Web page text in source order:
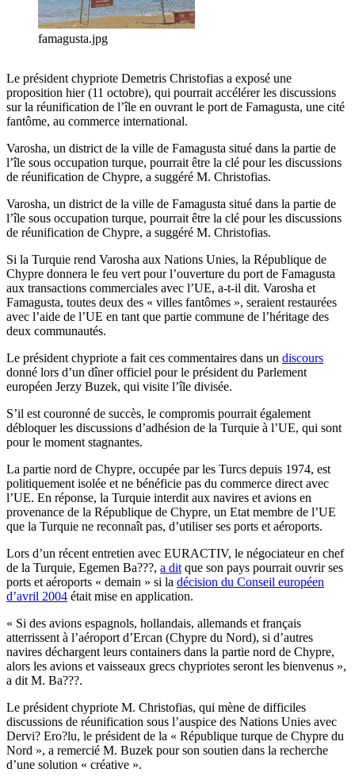
famagusta.jpg
Le président chypriote Demetris Christofias a exposé une
proposition hier (11 octobre), qui pourrait accélérer les discussions
sur la réunification de l’île en ouvrant le port de Famagusta, une cité
fantôme, au commerce international.
Varosha, un district de la ville de Famagusta situé dans la partie de
l’île sous occupation turque, pourrait être la clé pour les discussions
de réunification de Chypre, a suggéré M. Christofias.
Varosha, un district de la ville de Famagusta situé dans la partie de
l’île sous occupation turque, pourrait être la clé pour les discussions
de réunification de Chypre, a suggéré M. Christofias.
Si la Turquie rend Varosha aux Nations Unies, la République de
Chypre donnera le feu vert pour l’ouverture du port de Famagusta
aux transactions commerciales avec l’UE, a-t-il dit. Varosha et
Famagusta, toutes deux des « villes fantômes », seraient restaurées
avec l’aide de l’UE en tant que partie commune de l’héritage des
deux communautés.
Le président chypriote a fait ces commentaires dans un discours
donné lors d’un dîner officiel pour le président du Parlement
européen Jerzy Buzek, qui visite l’île divisée.
S’il est couronné de succès, le compromis pourrait également
débloquer les discussions d’adhésion de la Turquie à l’UE, qui sont
pour le moment stagnantes.
La partie nord de Chypre, occupée par les Turcs depuis 1974, est
politiquement isolée et ne bénéficie pas du commerce direct avec
l’UE. En réponse, la Turquie interdit aux navires et avions en
provenance de la République de Chypre, un Etat membre de l’UE
que la Turquie ne reconnaît pas, d’utiliser ses ports et aéroports.
Lors d’un récent entretien avec EURACTIV, le négociateur en chef
de la Turquie, Egemen Ba???, a dit que son pays pourrait ouvrir ses
ports et aéroports « demain » si la décision du Conseil européen
d’avril 2004 était mise en application.
« Si des avions espagnols, hollandais, allemands et français
atterrissent à l’aéroport d’Ercan (Chypre du Nord), si d’autres
navires déchargent leurs containers dans la partie nord de Chypre,
alors les avions et vaisseaux grecs chypriotes seront les bienvenus »,
a dit M. Ba???.
Le président chypriote M. Christofias, qui mène de difficiles
discussions de réunification sous l’auspice des Nations Unies avec
Dervi? Ero?lu, le président de la « République turque de Chypre du
Nord », a remercié M. Buzek pour son soutien dans la recherche
d’une solution « créative ».